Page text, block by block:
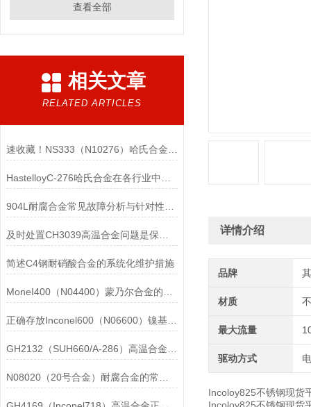
查看全部
相关文章
RELATED ARTICLES
简述C4钢耐硝酸合金的系统化维护措施
正确存放Inconel600（N06600）镍基合金的重要性介绍
详情介绍
品牌
材质
最大流量
驱动方式
Incoloy825不锈钢现货